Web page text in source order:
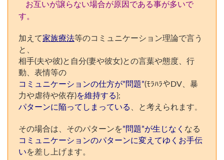
お互いが譲らない場合が原因である事が多いで
す。
加えて家族療法等のコミュニケーション理論で言う
と、
相手(夫や彼)と自分(妻や彼女)との言葉や態度、行
動、表情等の
コミュニケーションの仕方が”問題”(ﾓﾗﾊﾗやDV、暴
力や虐待や依存)を維持する };
パターンに陥ってしまっている 、と考えられます 。
その場合は、そのパターンを”問題”が生じなく なる
コミュニケーションのパターンに変えてゆくお手伝
いを差し上げます。